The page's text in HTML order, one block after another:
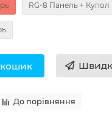
RG-8 Панель + Купол
До порівняння